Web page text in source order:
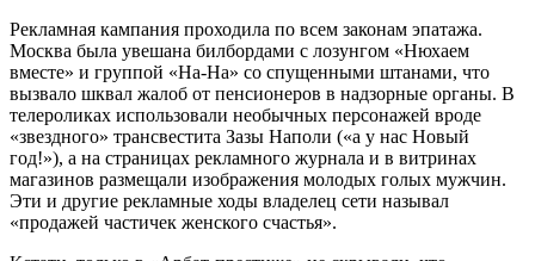
Рекламная кампания проходила по всем законам эпатажа.
Москва была увешана билбордами с лозунгом «Нюхаем
вместе» и группой «На-На» со спущенными штанами, что
вызвало шквал жалоб от пенсионеров в надзорные органы. В
телероликах использовали необычных персонажей вроде
«звездного» трансвестита Зазы Наполи («а у нас Новый
год!»), а на страницах рекламного журнала и в витринах
магазинов размещали изображения молодых голых мужчин.
Эти и другие рекламные ходы владелец сети называл
«продажей частичек женского счастья».